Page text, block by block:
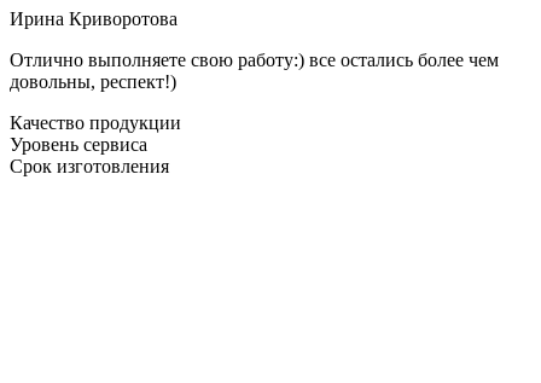
Ирина Криворотова
Отлично выполняете свою работу:) все остались более чем
довольны, респект!)
Качество продукции
Уровень сервиса
Срок изготовления